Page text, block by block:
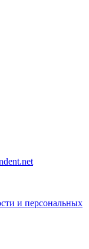
и персональных